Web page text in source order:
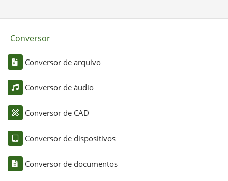
Conversor
Conversor de arquivo
Conversor de áudio
Conversor de CAD
Conversor de dispositivos
Conversor de documentos